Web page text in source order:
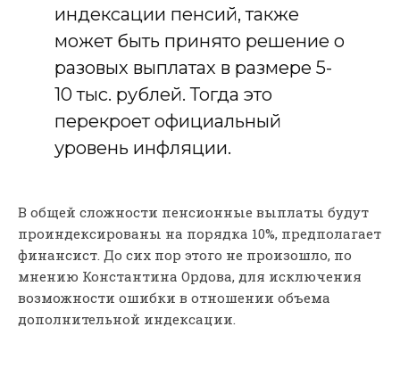
индексации пенсий, также
может быть принято решение о
разовых выплатах в размере 5-
10 тыс. рублей. Тогда это
перекроет официальный
уровень инфляции.
В общей сложности пенсионные выплаты будут
проиндексированы на порядка 10%, предполагает
финансист. До сих пор этого не произошло, по
мнению Константина Ордова, для исключения
возможности ошибки в отношении объема
дополнительной индексации.